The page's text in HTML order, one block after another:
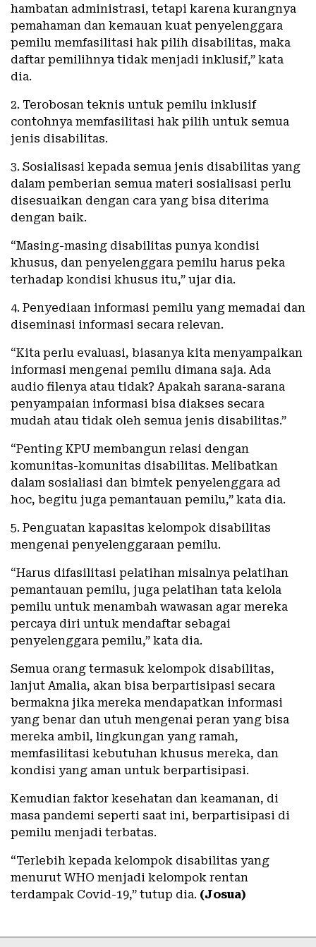
hambatan administrasi, tetapi karena kurangnya
pemahaman dan kemauan kuat penyelenggara
pemilu memfasilitasi hak pilih disabilitas, maka
daftar pemilihnya tidak menjadi inklusif,” kata
dia.
2. Terobosan teknis untuk pemilu inklusif
contohnya memfasilitasi hak pilih untuk semua
jenis disabilitas.
3. Sosialisasi kepada semua jenis disabilitas yang
dalam pemberian semua materi sosialisasi perlu
disesuaikan dengan cara yang bisa diterima
dengan baik.
“Masing-masing disabilitas punya kondisi
khusus, dan penyelenggara pemilu harus peka
terhadap kondisi khusus itu,” ujar dia.
4. Penyediaan informasi pemilu yang memadai dan
diseminasi informasi secara relevan.
“Kita perlu evaluasi, biasanya kita menyampaikan
informasi mengenai pemilu dimana saja. Ada
audio filenya atau tidak? Apakah sarana-sarana
penyampaian informasi bisa diakses secara
mudah atau tidak oleh semua jenis disabilitas.”
“Penting KPU membangun relasi dengan
komunitas-komunitas disabilitas. Melibatkan
dalam sosialiasi dan bimtek penyelenggara ad
hoc, begitu juga pemantauan pemilu,” kata dia.
5. Penguatan kapasitas kelompok disabilitas
mengenai penyelenggaraan pemilu.
“Harus difasilitasi pelatihan misalnya pelatihan
pemantauan pemilu, juga pelatihan tata kelola
pemilu untuk menambah wawasan agar mereka
percaya diri untuk mendaftar sebagai
penyelenggara pemilu,” kata dia.
Semua orang termasuk kelompok disabilitas,
lanjut Amalia, akan bisa berpartisipasi secara
bermakna jika mereka mendapatkan informasi
yang benar dan utuh mengenai peran yang bisa
mereka ambil, lingkungan yang ramah,
memfasilitasi kebutuhan khusus mereka, dan
kondisi yang aman untuk berpartisipasi.
Kemudian faktor kesehatan dan keamanan, di
masa pandemi seperti saat ini, berpartisipasi di
pemilu menjadi terbatas.
“Terlebih kepada kelompok disabilitas yang
menurut WHO menjadi kelompok rentan
terdampak Covid-19,” tutup dia. (Josua)